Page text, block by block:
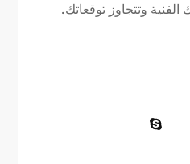
الفنية وتتجاوز توقعاتك.